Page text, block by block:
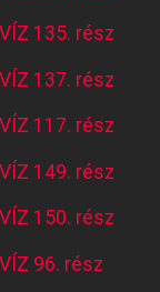
135. rész
137. rész
117. rész
149. rész
150. rész
96. rész